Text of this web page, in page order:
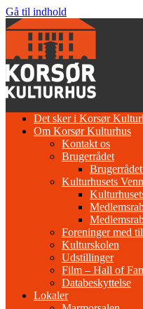
Gå til indhold
Det sker i Korsør
Om Korsør Kulturhus
Kontakt os
Brugerrådet
Kulturhusets
Foreninger med
Kulturskolen
Udstillinger
Film – Hall of
Databeskyttelse
Lokaler